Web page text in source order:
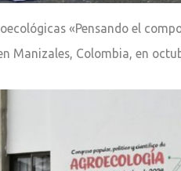
«Pensando el
Manizales, Colombia, en